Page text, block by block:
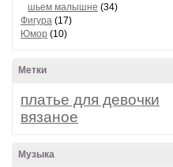
шьем малышне (34)
Фигура (17)
Юмор (10)
Метки
платье для девочки
вязаное
Музыка